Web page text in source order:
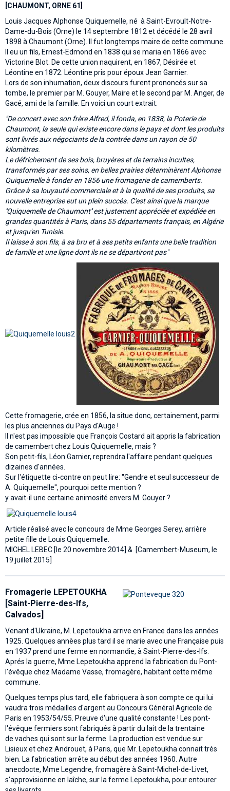
[CHAUMONT, ORNE 61]
Louis Jacques Alphonse Quiquemelle, né à Saint-Evroult-Notre-
Dame-du-Bois (Orne) le 14 septembre 1812 et décédé le 28 avril
1898 à Chaumont (Orne). Il fut longtemps maire de cette commune.
Il eu un fils, Ernest-Edmond en 1838 qui se maria en 1866 avec
Victorine Blot. De cette union naquirent, en 1867, Désirée et
Léontine en 1872. Léontine pris pour époux Jean Garnier.
Lors de son inhumation, deux discours furent prononcés sur sa
tombe, le premier par M. Gouyer, Maire et le second par M. Anger, de
Gacé, ami de la famille. En voici un court extrait:
"De concert avec son frère Alfred, il fonda, en 1838, la Poterie de
Chaumont, la seule qui existe encore dans le pays et dont les produits
sont livrés aux négociants de la contrée dans un rayon de 50
kilomètres.
Le défrichement de ses bois, bruyères et de terrains incultes,
transformés par ses soins, en belles prairies déterminèrent Alphonse
Quiquemelle à fonder en 1856 une fromagerie de camemberts.
Grâce à sa louyauté commerciale et à la qualité de ses produits, sa
nouvelle entreprise eut un plein succés. C'est ainsi que la marque
''Quiquemelle de Chaumont'' est justement appréciée et expédiée en
grandes quantités à Paris, dans 55 départements français, en Algérie
et jusqu'en Tunisie.
Il laisse à son fils, à sa bru et à ses petits enfants une belle tradition
de famille et une ligne dont ils ne se départiront pas"
Cette fromagerie, crée en 1856, la situe donc, certainement, parmi
les plus anciennes du Pays d'Auge !
Il n'est pas impossible que François Costard ait appris la fabrication
de camembert chez Louis Quiquemelle, mais ?
Son petit-fils, Léon Garnier, reprendra l'affaire pendant quelques
dizaines d'années.
Sur l'étiquette ci-contre on peut lire: ''Gendre et seul successeur de
A. Quiquemelle'', pourquoi cette mention ?
y avait-il une certaine animosité envers M. Gouyer ?
Article réalisé avec le concours de Mme Georges Serey, arrière
petite fille de Louis Quiquemelle.
MICHEL LEBEC [le 20 novembre 2014] & [Camembert-Museum, le
19 juillet 2015]
Fromagerie LEPETOUKHA
[Saint-Pierre-des-Ifs,
Calvados]
Venant d'Ukraine, M. Lepetoukha arrive en France dans les années
1925. Quelques annèes plus tard il se marie avec une Française puis
en 1937 prend une ferme en normandie, à Saint-Pierre-des-Ifs.
Aprés la guerre, Mme Lepetoukha apprend la fabrication du Pont-
l'évêque chez Madame Vasse, fromagère, habitant cette même
commune.
Quelques temps plus tard, elle fabriquera à son compte ce qui lui
vaudra trois médailles d'argent au Concours Général Agricole de
Paris en 1953/54/55. Preuve d'une qualité constante ! Les pont-
l'évêque fermiers sont fabriqués à partir du lait de la trentaine
de vaches qui sont sur la ferme. La production est vendue sur
Lisieux et chez Androuet, à Paris, que Mr. Lepetoukha connait trés
bien. La fabrication arrête au début des années 1960. Autre
anecdocte, Mme Legendre, fromagère à Saint-Michel-de-Livet,
s'approvisionne en laîche, sur la ferme Lepetoukha, pour entourer